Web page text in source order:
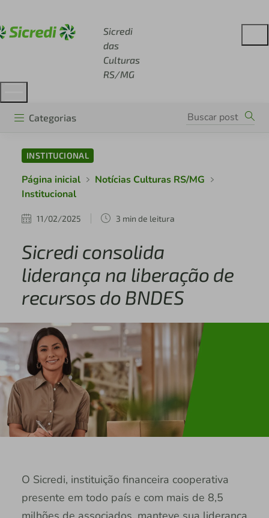
Sicredi
das
Culturas
RS/MG
Categorias
INSTITUCIONAL
Página inicial
Notícias Culturas RS/MG
Institucional
11/02/2025 3 min de leitura
Sicredi consolida
liderança na liberação de
recursos do BNDES
O Sicredi, instituição financeira cooperativa
presente em todo país e com mais de 8,5